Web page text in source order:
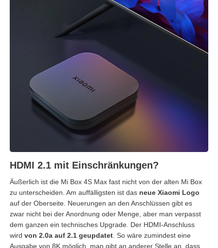
HDMI 2.1 mit Einschränkungen?
Äußerlich ist die Mi Box 4S Max fast nicht von der alten Mi Box
zu unterscheiden. Am auffälligsten ist das neue Xiaomi Logo
auf der Oberseite. Neuerungen an den Anschlüssen gibt es
zwar nicht bei der Anordnung oder Menge, aber man verpasst
dem ganzen ein technisches Upgrade. Der HDMI-Anschluss
wird von 2.0a auf 2.1 geupdatet . So wäre zumindest eine
Ausgabe von 8K möglich, man gibt an anderer Stelle an, dass